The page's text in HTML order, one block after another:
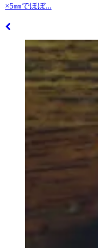
×5㎜でほぼ...